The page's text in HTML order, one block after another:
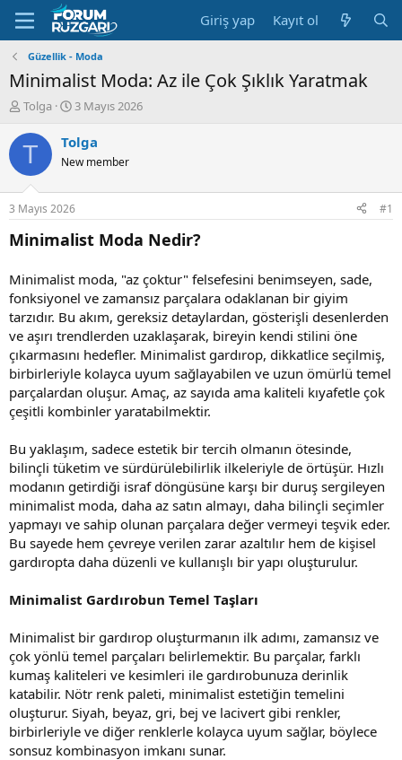
Giriş yap Kayıt ol
Güzellik - Moda
Minimalist Moda: Az ile Çok Şıklık Yaratmak
K
n
u
u
B
a
ş
l
t
a
n
Tolga
B
ş
a
g
ı
ç
t
r
i
h
i
3 Mayıs 2026
T Tolga
New member
3 Mayıs 2026 #1
Minimalist Moda Nedir?
Minimalist moda, "az çoktur" felsefesini benimseyen, sade,
fonksiyonel ve zamansız parçalara odaklanan bir giyim
tarzıdır. Bu akım, gereksiz detaylardan, gösterişli desenlerden
ve aşırı trendlerden uzaklaşarak, bireyin kendi stilini öne
çıkarmasını hedefler. Minimalist gardırop, dikkatlice seçilmiş,
birbirleriyle kolayca uyum sağlayabilen ve uzun ömürlü temel
parçalardan oluşur. Amaç, az sayıda ama kaliteli kıyafetle çok
çeşitli kombinler yaratabilmektir.
Bu yaklaşım, sadece estetik bir tercih olmanın ötesinde,
bilinçli tüketim ve sürdürülebilirlik ilkeleriyle de örtüşür. Hızlı
modanın getirdiği israf döngüsüne karşı bir duruş sergileyen
minimalist moda, daha az satın almayı, daha bilinçli seçimler
yapmayı ve sahip olunan parçalara değer vermeyi teşvik eder.
Bu sayede hem çevreye verilen zarar azaltılır hem de kişisel
gardıropta daha düzenli ve kullanışlı bir yapı oluşturulur.
Minimalist Gardırobun Temel Taşları
Minimalist bir gardırop oluşturmanın ilk adımı, zamansız ve
çok yönlü temel parçaları belirlemektir. Bu parçalar, farklı
kumaş kaliteleri ve kesimleri ile gardırobunuza derinlik
katabilir. Nötr renk paleti, minimalist estetiğin temelini
oluşturur. Siyah, beyaz, gri, bej ve lacivert gibi renkler,
birbirleriyle ve diğer renklerle kolayca uyum sağlar, böylece
sonsuz kombinasyon imkanı sunar.